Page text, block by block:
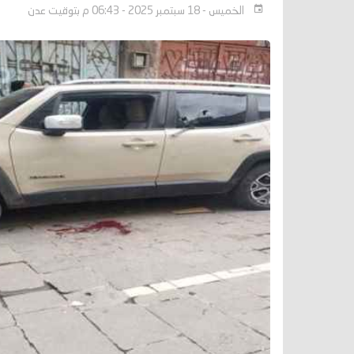
الخميس - 18 سبتمبر 2025 - 06:43 م بتوقيت عدن